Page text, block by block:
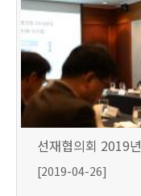
선재협의회 2019
[2019-04-26]